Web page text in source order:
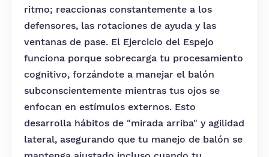
ritmo; reaccionas constantemente a los
defensores, las rotaciones de ayuda y las
ventanas de pase. El Ejercicio del Espejo
funciona porque sobrecarga tu procesamiento
cognitivo, forzándote a manejar el balón
subconscientemente mientras tus ojos se
enfocan en estímulos externos. Esto
desarrolla hábitos de "mirada arriba" y agilidad
lateral, asegurando que tu manejo de balón se